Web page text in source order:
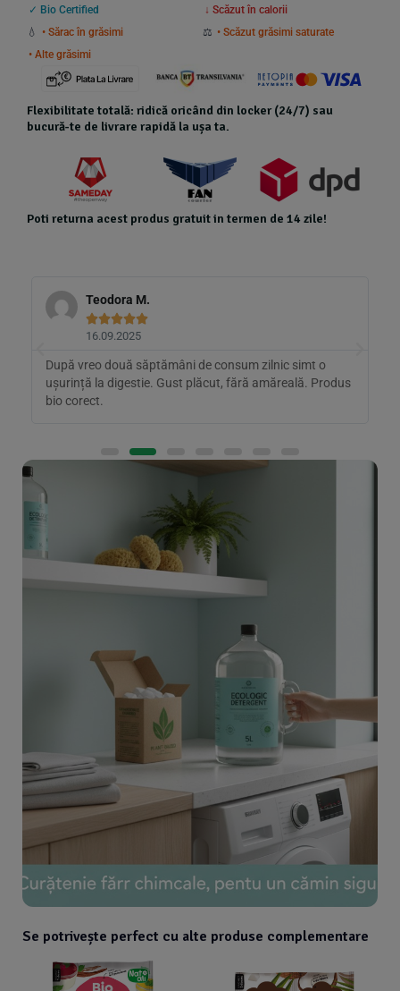
✓ Bio Certified
↓ Scăzut în calorii
💧
• Sărac în grăsimi ⚖️ • Scăzut grăsimi saturate
• Alte grăsimi
Flexibilitate totală: ridică oricând din locker (24/7) sau
bucură-te de livrare rapidă la ușa ta.
Poti returna acest produs gratuit in termen de 14 zile!
Teodora M.

16.09.2025
După vreo două săptămâni de consum zilnic simt o
ușurință la digestie. Gust plăcut, fără amăreală. Produs
bio corect.
Se potrivește perfect cu alte produse complementare